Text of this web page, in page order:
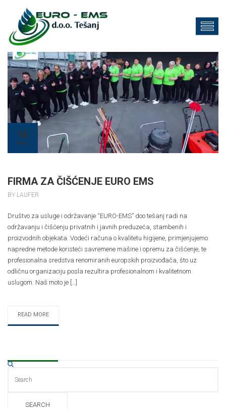
16
MAJ
FIRMA ZA ČIŠĆENJE EURO EMS
BY LAUFER
Društvo za usluge i održavanje “EURO-EMS” doo tešanj radi na
održavanju i čišćenju privatnih i javnih preduzeća, stambenih i
proizvodnih objekata. Vodeći računa o kvalitetu higijene, primjenjujemo
napredne metode koristeći savremene mašine i opremu za čišćenje, te
profesionalna sredstva renomiranih europskih proizvođača, što uz
odličnu organizaciju posla rezultira profesionalnom i kvalitetnom
uslugom. Naš moto je […]
READ MORE